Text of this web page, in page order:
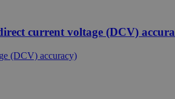
current voltage (DCV)